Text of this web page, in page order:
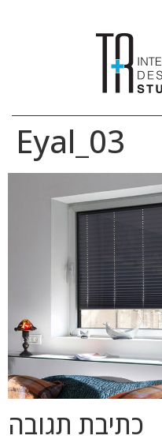
Eyal_03
כתיבת תגובה